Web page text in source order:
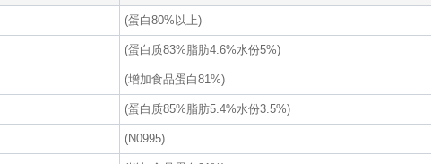
(蛋白80%以上)
(蛋白质83%脂肪4.6%水份5%)
(增加食品蛋白81%)
(蛋白质85%脂肪5.4%水份3.5%)
(N0995)